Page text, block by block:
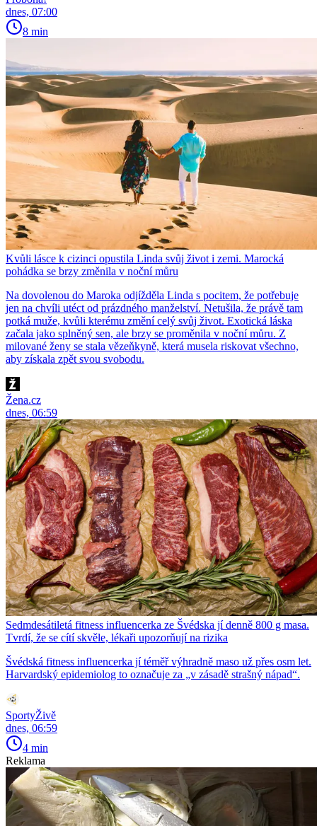
dnes, 07:00
8 min
Kvůli lásce k cizinci opustila Linda svůj život i zemi. Marocká
pohádka se brzy změnila v noční můru
Na dovolenou do Maroka odjížděla Linda s pocitem, že potřebuje
jen na chvíli utéct od prázdného manželství. Netušila, že právě tam
potká muže, kvůli kterému změní celý svůj život. Exotická láska
začala jako splněný sen, ale brzy se proměnila v noční můru. Z
milované ženy se stala vězeňkyně, která musela riskovat všechno,
aby získala zpět svou svobodu.
Žena.cz
dnes, 06:59
Sedmdesátiletá fitness influencerka ze Švédska jí denně 800 g masa.
Tvrdí, že se cítí skvěle, lékaři upozorňují na rizika
Švédská fitness influencerka jí téměř výhradně maso už přes osm let.
Harvardský epidemiolog to označuje za „v zásadě strašný nápad“.
SportyŽivě
dnes, 06:59
4 min
Reklama